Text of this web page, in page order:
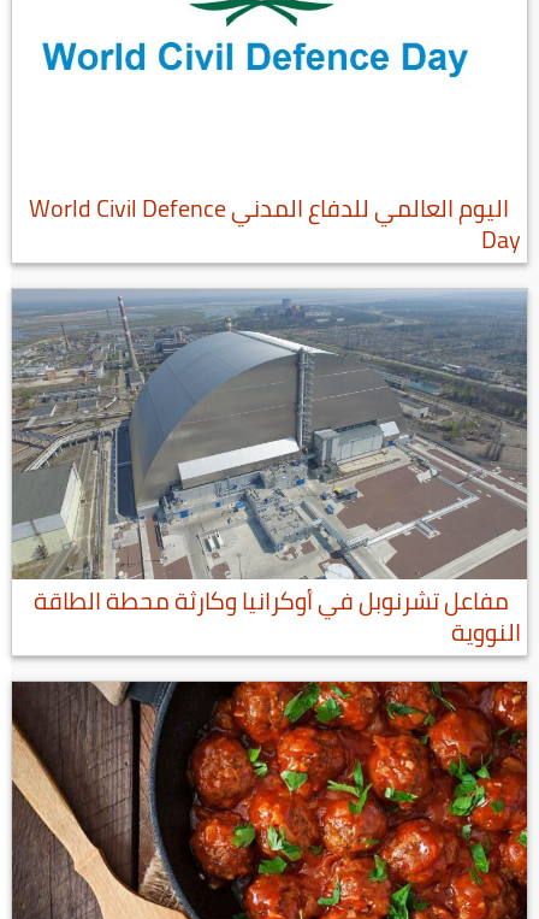
اليوم العالمي للدفاع المدني World Civil Defence
Day
مفاعل تشرنوبل في أوكرانيا وكارثة محطة الطاقة
النووية